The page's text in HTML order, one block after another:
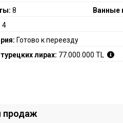
8 Ванные
4
Готово к переезду
лирах: 77.000.000 TL
продаж